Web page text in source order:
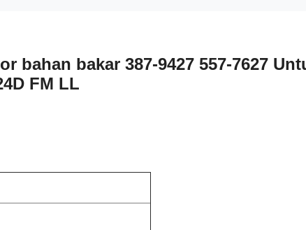
bahan bakar 387-9427 557-7627
FM LL